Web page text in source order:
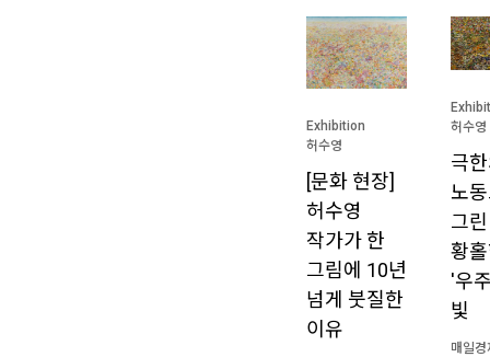
Exhibition
허수영
[문화 현장]
허수영
작가가 한
그림에 10년
넘게 붓질한
이유
허수영
극
노
그린
황
'우
빛
매일경